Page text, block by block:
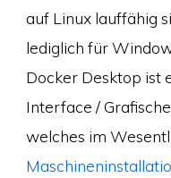
auf Linux lauffähig
lediglich für
Docker Desktop ist
Interface /
welches im